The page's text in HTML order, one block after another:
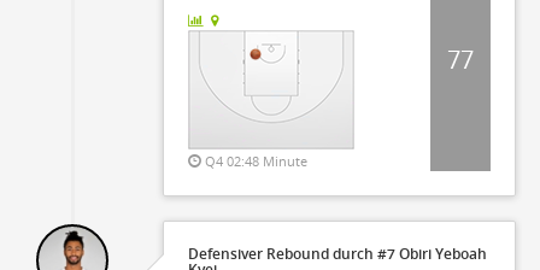
Q4 02:48 Minute
77
Defensiver Rebound durch #7 Obiri Yeboah